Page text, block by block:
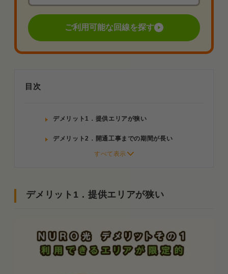
ご利用可能な回線を探す
目次
デメリット1．提供エリアが狭い
デメリット2．開通工事までの期間が長い
デメリット3．マンション専用プランの導入ハード
デメリット4．導入済みのマンションが少ない
デメリット5．解約すると工事費用の残債を一括請
求される
デメリット1．提供エリアが狭い